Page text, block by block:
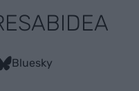
Bluesky